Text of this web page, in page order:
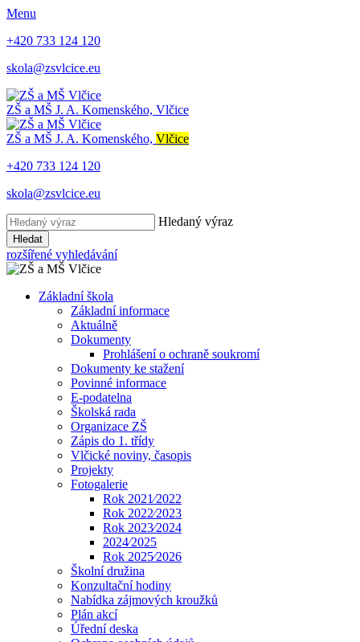
Menu
+420 733 124 120
skola@zsvlcice.eu
ZŠ a MŠ J. A. Komenského, Vlčice
ZŠ a MŠ J. A. Komenského, Vlčice
+420 733 124 120
skola@zsvlcice.eu
Hledaný výraz
Hledat
rozšířené vyhledávání
Základní škola
Základní informace
Aktuálně
Dokumenty
Prohlášení o ochraně soukromí
Dokumenty ke stažení
Povinné informace
E-podatelna
Školská rada
Organizace ZŠ
Zápis do 1. třídy
Vlčické noviny, časopis
Projekty
Fotogalerie
Rok 2021⁄2022
Rok 2022⁄2023
Rok 2023⁄2024
2024⁄2025
Rok 2025⁄2026
Školní družina
Konzultační hodiny
Nabídka zájmových kroužků
Plán akcí
Úřední deska